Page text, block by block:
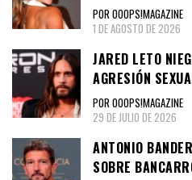
POR OOOPS!MAGAZINE
1 DE AGOSTO DE 2026
JARED LETO
AGRESIÓN
POR OOOPS!MAGAZINE
29 DE JULIO DE 2026
ANTONIO
SOBRE